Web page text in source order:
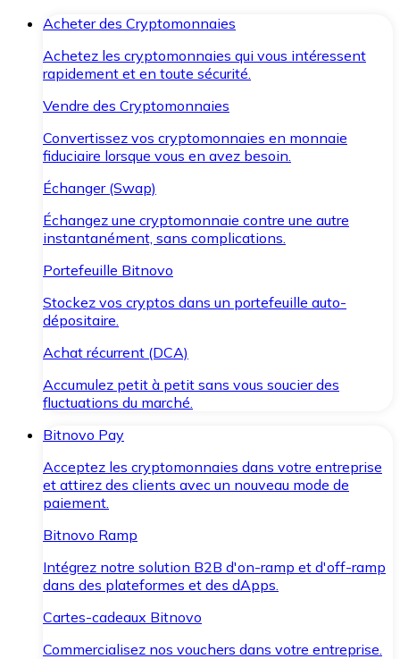
Acheter des Cryptomonnaies
Achetez les cryptomonnaies qui vous intéressent
rapidement et en toute sécurité.
Vendre des Cryptomonnaies
Convertissez vos cryptomonnaies en monnaie
fiduciaire lorsque vous en avez besoin.
Échanger (Swap)
Échangez une cryptomonnaie contre une autre
instantanément, sans complications.
Portefeuille Bitnovo
Stockez vos cryptos dans un portefeuille auto-
dépositaire.
Achat récurrent (DCA)
Accumulez petit à petit sans vous soucier des
fluctuations du marché.
Bitnovo Pay
Acceptez les cryptomonnaies dans votre entreprise
et attirez des clients avec un nouveau mode de
paiement.
Bitnovo Ramp
Intégrez notre solution B2B d'on-ramp et d'off-ramp
dans des plateformes et des dApps.
Cartes-cadeaux Bitnovo
Commercialisez nos vouchers dans votre entreprise.